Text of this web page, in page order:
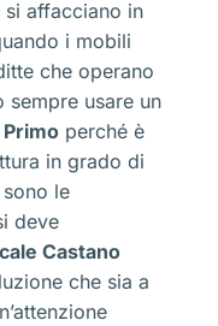
si affacciano in
i mobili
che operano
sempre usare un
perché è
in grado di
le
deve
Castano
che sia a